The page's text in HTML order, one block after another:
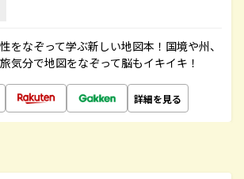
をなぞって学ぶ新しい地図本！国境や州、
気分で地図をなぞって脳もイキイキ！
詳細を見る